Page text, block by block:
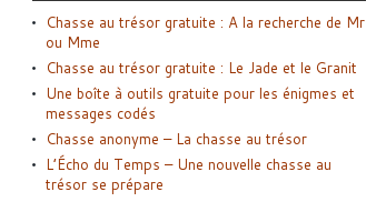
Chasse au trésor gratuite : A la recherche de Mr
ou Mme
Chasse au trésor gratuite : Le Jade et le Granit
Une boîte à outils gratuite pour les énigmes et
messages codés
Chasse anonyme – La chasse au trésor
L’Écho du Temps – Une nouvelle chasse au
trésor se prépare